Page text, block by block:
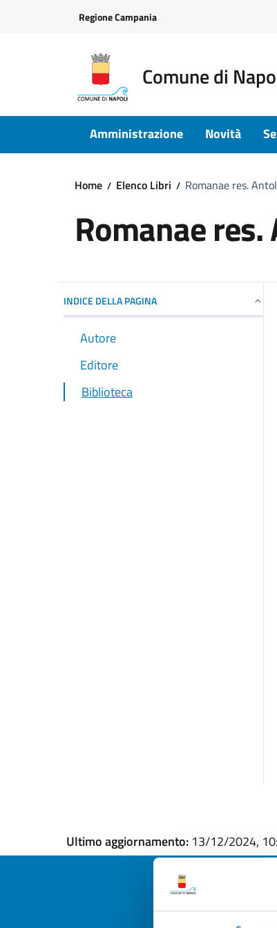
Regione Campania
Comune di
Amministrazione Novità
Home Elenco Libri Romanae res.
Romanae
INDICE DELLA PAGINA
Autore
Editore
Biblioteca
Ultimo aggiornamento: 13/12/2024,